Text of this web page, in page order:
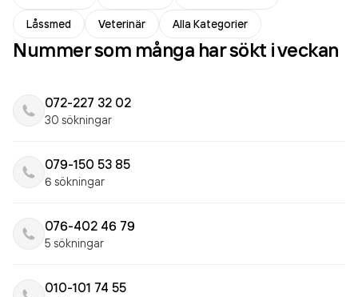
Låssmed
Veterinär Alla Kategorier
Nummer som många har sökt i veckan
072-227 32 02
30 sökningar
079-150 53 85
6 sökningar
076-402 46 79
5 sökningar
010-101 74 55